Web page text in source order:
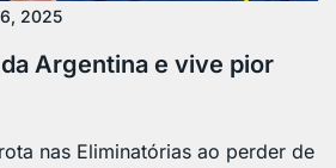
2025
Argentina e vive pior
nas Eliminatórias ao perder de